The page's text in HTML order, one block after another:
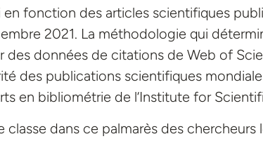
fonction des articles scientifiques
2021. La méthodologie qui
des données de citations de Web of
des publications scientifiques
en bibliométrie de l’Institute for
classe dans ce palmarès des